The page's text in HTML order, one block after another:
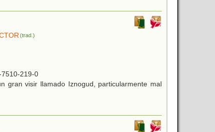
(trad.)
7510-219-0
gran visir llamado Iznogud, particularmente mal